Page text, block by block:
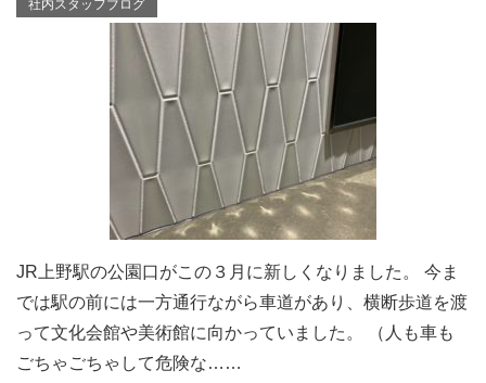
社内スタッフブログ
JR上野駅の公園口がこの３月に新しくなりました。 今ま
では駅の前には一方通行ながら車道があり、横断歩道を渡
って文化会館や美術館に向かっていました。 （人も車も
ごちゃごちゃして危険な……